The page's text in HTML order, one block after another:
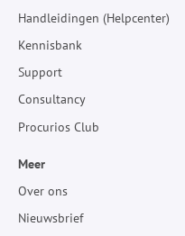
Handleidingen (Helpcenter)
Kennisbank
Support
Consultancy
Procurios Club
Meer
Over ons
Nieuwsbrief